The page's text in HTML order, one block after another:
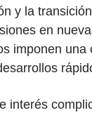
y la
en
imponen
interés